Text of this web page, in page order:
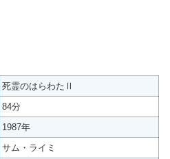
死霊のはらわたⅡ
84分
1987年
サム・ライミ